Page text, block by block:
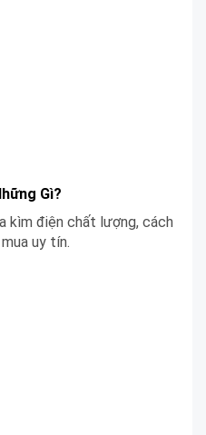
Gì?
kìm điện chất lượng, cách
uy tín.